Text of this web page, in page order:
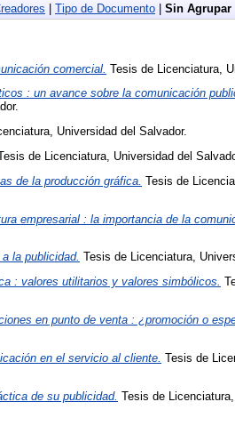
Tipo de Documento Sin Agrupar
comercial. Tesis de Licenciatura,
: un avance sobre la comunicación
Universidad del Salvador.
de Licenciatura, Universidad del
de la producción gráfica. Tesis de
empresarial : la importancia de la
la publicidad. Tesis de Licenciatura,
: valores utilitarios y valores simbólicos.
en punto de venta : ¿promoción o
en el servicio al cliente. Tesis de
de su publicidad. Tesis de